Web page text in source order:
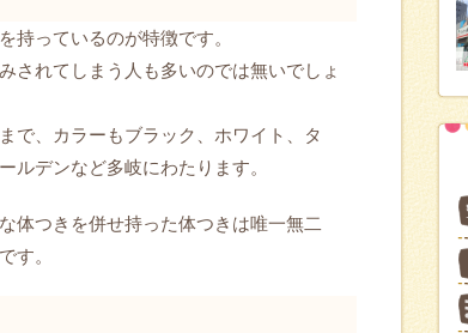
持っているのが特徴です。
されてしまう人も多いのでは無いでしょ
で、カラーもブラック、ホワイト、タ
ルデンなど多岐にわたります。
体つきを併せ持った体つきは唯一無二
す。